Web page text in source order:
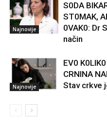
Najnovije
S0DA
ST0MAK,
0VAK0: Dr
način
Najnovije
EV0
CRNINA
Stav crkve